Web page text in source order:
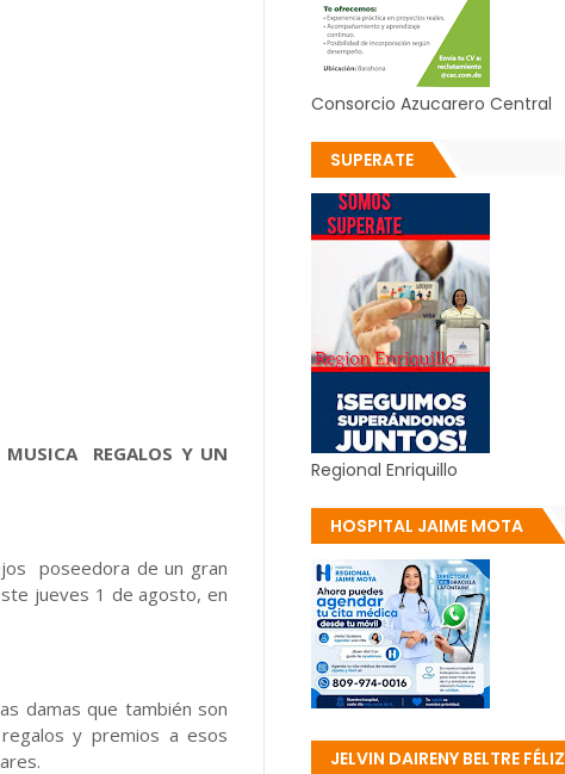
MUSICA REGALOS Y UN
poseedora de un gran
jueves 1 de agosto, en
damas que también son
y premios a esos
Consorcio Azucarero Central
SUPERATE
Regional Enriquillo
HOSPITAL JAIME MOTA
JELVIN DAIRENY BELTRE FÉLIZ